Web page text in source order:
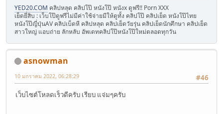
YED20.COM คลิปหลุด คลิปโป๊ หนังโป๊ หนังx ดูฟรี!! Porn XXX
เย็ดยี่สิบ : เว็บโป๊ดูฟรีไม่มีค่าใช้จ่ายมีให้ดูทั้ง คลิปโป๊ คลิปเย็ด หนังโป๊ไทย
หนังโป๊ญี่ปุ่นAV คลิปเบ็ดหี คลิปหลุด คลิปเย็ดวัยรุ่น คลิปเย็ดนักศึกษา คลิปเย็ด
สาวใหญ่ แอบถ่าย ลักหลับ อัพเดทคลิปโป๊หนังโป๊ใหม่ตลอดทุกวัน
asnowman
#46
10 มกราคม 2022, 06:28:29
เว็บไซต์โหลดเร็วดีครับ เรียบ แจ่มๆครับ